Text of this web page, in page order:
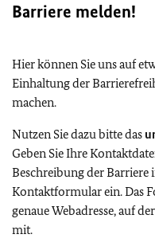
Barriere melden!
Hier können Sie uns auf
Einhaltung der
machen.
Nutzen Sie dazu bitte das
Geben Sie Ihre
Beschreibung der Barriere
Kontaktformular ein. Das
genaue Webadresse, auf
mit.